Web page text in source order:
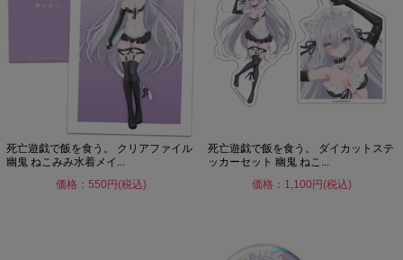
死亡遊戯で飯を食う。 クリアファイル
幽鬼 ねこみみ水着メイ...
価格：550円(税込)
死亡遊戯で飯を食う。 ダイカットステ
ッカーセット 幽鬼 ねこ...
価格：1,100円(税込)